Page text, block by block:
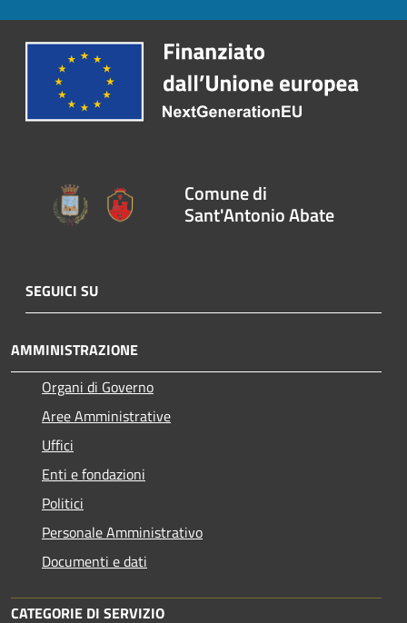
Comune di
Sant'Antonio Abate
SEGUICI SU
AMMINISTRAZIONE
Organi di Governo
Aree Amministrative
Uffici
Enti e fondazioni
Politici
Personale Amministrativo
Documenti e dati
CATEGORIE DI SERVIZIO